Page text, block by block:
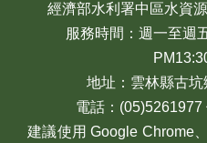
經濟部水利署中區水資
服務時間：週一至
地址：雲林縣古
電話：
建議使用 Google Chrome